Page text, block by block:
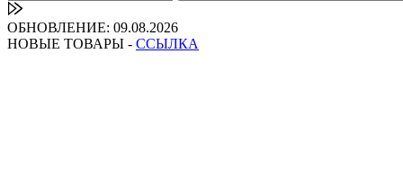
ОБНОВЛЕНИЕ: 09.08.2026
НОВЫЕ ТОВАРЫ - ССЫЛКА